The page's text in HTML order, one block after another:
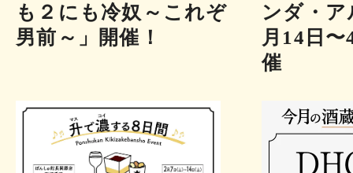
も２にも冷奴～これぞ
男前～」開催！
ンダ・
月14日
催